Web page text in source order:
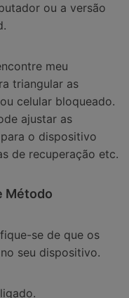
ou a versão
meu
triangular as
celular bloqueado.
ajustar as
o dispositivo
de recuperação etc.
Método
se de que os
seu dispositivo.